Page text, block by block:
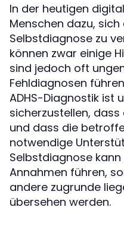
In der heutigen
Menschen dazu,
Selbstdiagnose zu
können zwar einige
sind jedoch oft
Fehldiagnosen
ADHS-Diagnostik ist
sicherzustellen,
und dass die
notwendige
Selbstdiagnose
Annahmen führen,
andere zugrunde
übersehen werden.